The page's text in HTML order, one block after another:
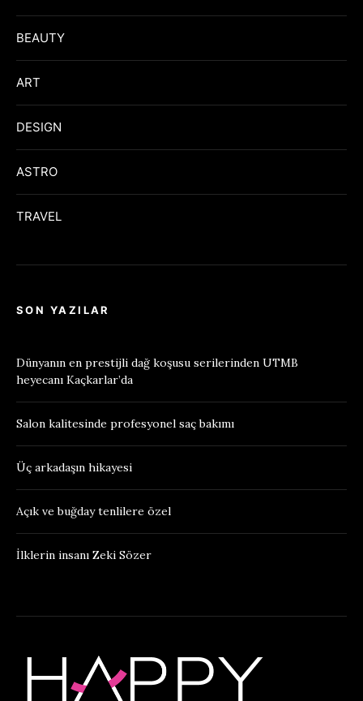
BEAUTY
ART
DESIGN
ASTRO
TRAVEL
SON YAZILAR
Dünyanın en prestijli dağ koşusu serilerinden UTMB
heyecanı Kaçkarlar’da
Salon kalitesinde profesyonel saç bakımı
Üç arkadaşın hikayesi
Açık ve buğday tenlilere özel
İlklerin insanı Zeki Sözer